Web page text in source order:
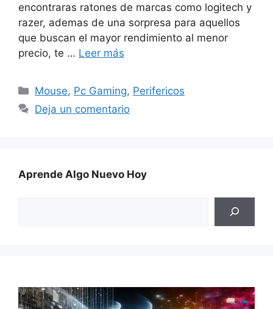
encontraras ratones de marcas como logitech y
razer, ademas de una sorpresa para aquellos
que buscan el mayor rendimiento al menor
precio, te … Leer más
Categorías
Mouse, Pc Gaming, Perifericos
Deja un comentario
Aprende Algo Nuevo Hoy